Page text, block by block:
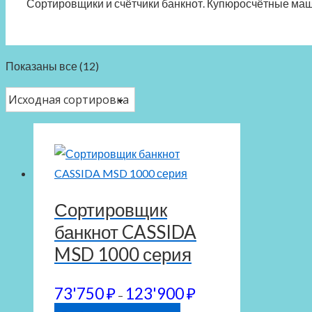
Сортировщики и счётчики банкнот. Купюросчётные
Показаны все (12)
Сортировщик
банкнот CASSIDA
MSD 1000 серия
73'750₽ – 123'900₽Диапазон